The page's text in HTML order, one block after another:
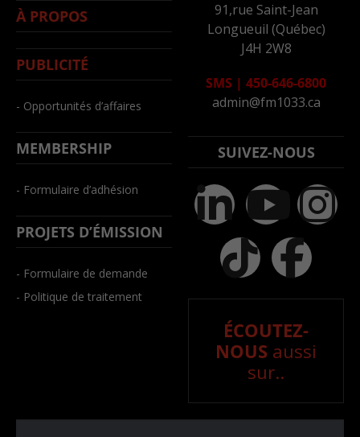
À PROPOS
PUBLICITÉ
- Opportunités d’affaires
MEMBERSHIP
- Formulaire d’adhésion
PROJETS D’ÉMISSION
- Formulaire de demande
- Politique de traitement
91,rue Saint-Jean
Longueuil (Québec)
J4H 2W8
SMS | 450-646-6800
admin@fm1033.ca
SUIVEZ-NOUS
ÉCOUTEZ-
NOUS aussi
sur..